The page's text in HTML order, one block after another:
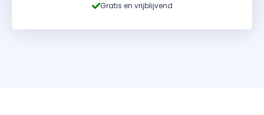
Gratis en vrijblijvend